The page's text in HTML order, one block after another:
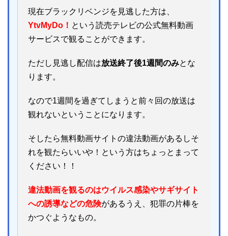
現在ブラックリベンジを見逃した方は、
YtvMyDo！ という読売テレビの公式無料動画
サービスで観ることができます。
ただし見逃し配信は放送終了後1週間のみとな
ります。
なので1週間を過ぎてしまうと前々回の放送は
観れないということになります。
そしたら無料動画サイトの違法動画があるしそ
れを観たらいいや！という方はちょっとまって
ください！！
違法動画を観るのはウイルス感染やサギサイト
への誘導などの危険があるうえ、犯罪の片棒を
かつぐようなもの。